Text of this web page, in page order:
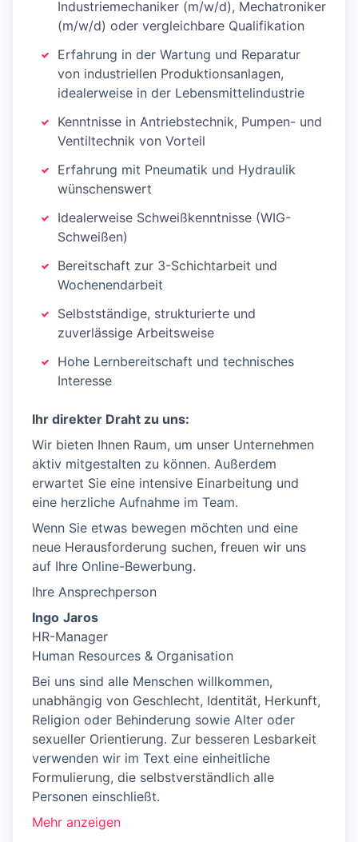
Industriemechaniker (m/w/d), Mechatroniker
(m/w/d) oder vergleichbare Qualifikation
Erfahrung in der Wartung und Reparatur
von industriellen Produktionsanlagen,
idealerweise in der Lebensmittelindustrie
Kenntnisse in Antriebstechnik, Pumpen- und
Ventiltechnik von Vorteil
Erfahrung mit Pneumatik und Hydraulik
wünschenswert
Idealerweise Schweißkenntnisse (WIG-
Schweißen)
Bereitschaft zur 3-Schichtarbeit und
Wochenendarbeit
Selbstständige, strukturierte und
zuverlässige Arbeitsweise
Hohe Lernbereitschaft und technisches
Interesse
Ihr direkter Draht zu uns:
Wir bieten Ihnen Raum, um unser Unternehmen
aktiv mitgestalten zu können. Außerdem
erwartet Sie eine intensive Einarbeitung und
eine herzliche Aufnahme im Team.
Wenn Sie etwas bewegen möchten und eine
neue Herausforderung suchen, freuen wir uns
auf Ihre Online-Bewerbung.
Ihre Ansprechperson
Ingo Jaros
HR-Manager
Human Resources & Organisation
Bei uns sind alle Menschen willkommen,
unabhängig von Geschlecht, Identität, Herkunft,
Religion oder Behinderung sowie Alter oder
sexueller Orientierung. Zur besseren Lesbarkeit
verwenden wir im Text eine einheitliche
Formulierung, die selbstverständlich alle
Personen einschließt.
Mehr anzeigen